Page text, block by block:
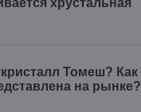
Томеш? Как
на рынке?